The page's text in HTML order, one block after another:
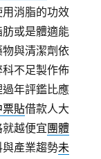
消脂的功效
或是體適能
與清潔劑依
不足製作佈
年評鑑比應
票貼借款人大
越便宜團體
產業趨勢未